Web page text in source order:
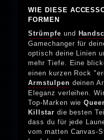
WIE DIESE
FORMEN
Strümpfe und
Gamechanger für
optisch deine Linien
mehr Tiefe. Eine
einen kurzen Rock
Armstulpen deinen
Eleganz verleihen.
Top-Marken wie
Killstar die besten
dass du für jede
vom matten Canvas-